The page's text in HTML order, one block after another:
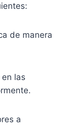
de manera
las
a